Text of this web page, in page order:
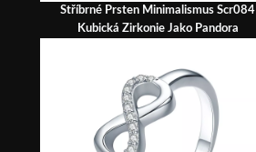
Stříbrné Prsten Minimalismus Scr084
Kubická Zirkonie Jako Pandora